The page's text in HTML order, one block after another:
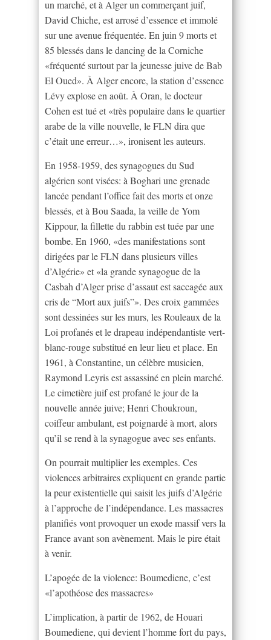
un marché, et à Alger un commerçant juif,
David Chiche, est arrosé d’essence et immolé
sur une avenue fréquentée. En juin 9 morts et
85 blessés dans le dancing de la Corniche
«fréquenté surtout par la jeunesse juive de Bab
El Oued». À Alger encore, la station d’essence
Lévy explose en août. À Oran, le docteur
Cohen est tué et «très populaire dans le quartier
arabe de la ville nouvelle, le FLN dira que
c’était une erreur…», ironisent les auteurs.
En 1958-1959, des synagogues du Sud
algérien sont visées: à Boghari une grenade
lancée pendant l’office fait des morts et onze
blessés, et à Bou Saada, la veille de Yom
Kippour, la fillette du rabbin est tuée par une
bombe. En 1960, «des manifestations sont
dirigées par le FLN dans plusieurs villes
d’Algérie» et «la grande synagogue de la
Casbah d’Alger prise d’assaut est saccagée aux
cris de “Mort aux juifs”». Des croix gammées
sont dessinées sur les murs, les Rouleaux de la
Loi profanés et le drapeau indépendantiste vert-
blanc-rouge substitué en leur lieu et place. En
1961, à Constantine, un célèbre musicien,
Raymond Leyris est assassiné en plein marché.
Le cimetière juif est profané le jour de la
nouvelle année juive; Henri Choukroun,
coiffeur ambulant, est poignardé à mort, alors
qu’il se rend à la synagogue avec ses enfants.
On pourrait multiplier les exemples. Ces
violences arbitraires expliquent en grande partie
la peur existentielle qui saisit les juifs d’Algérie
à l’approche de l’indépendance. Les massacres
planifiés vont provoquer un exode massif vers la
France avant son avènement. Mais le pire était
à venir.
L’apogée de la violence: Boumediene, c’est
«l’apothéose des massacres»
L’implication, à partir de 1962, de Houari
Boumediene, qui devient l’homme fort du pays,